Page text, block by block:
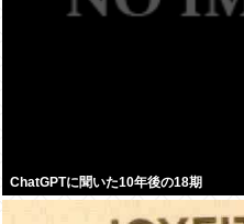
ChatGPTに聞いた10年後の18期